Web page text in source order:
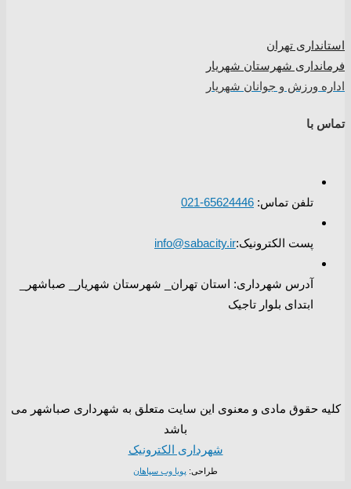
استانداری تهران
فرمانداری شهرستان شهریار
اداره ورزش و جوانان شهریار
تماس با
تلفن تماس: 65624446-021
پست الکترونیک:info@sabacity.ir
آدرس شهرداری: استان تهران_ شهرستان شهریار_ صباشهر_
ابتدای بلوار تاجیک
کلیه حقوق مادی و معنوی این سایت متعلق به شهرداری صباشهر می
باشد
شهرداری الکترونیک
طراحی: پویا وب سپاهان